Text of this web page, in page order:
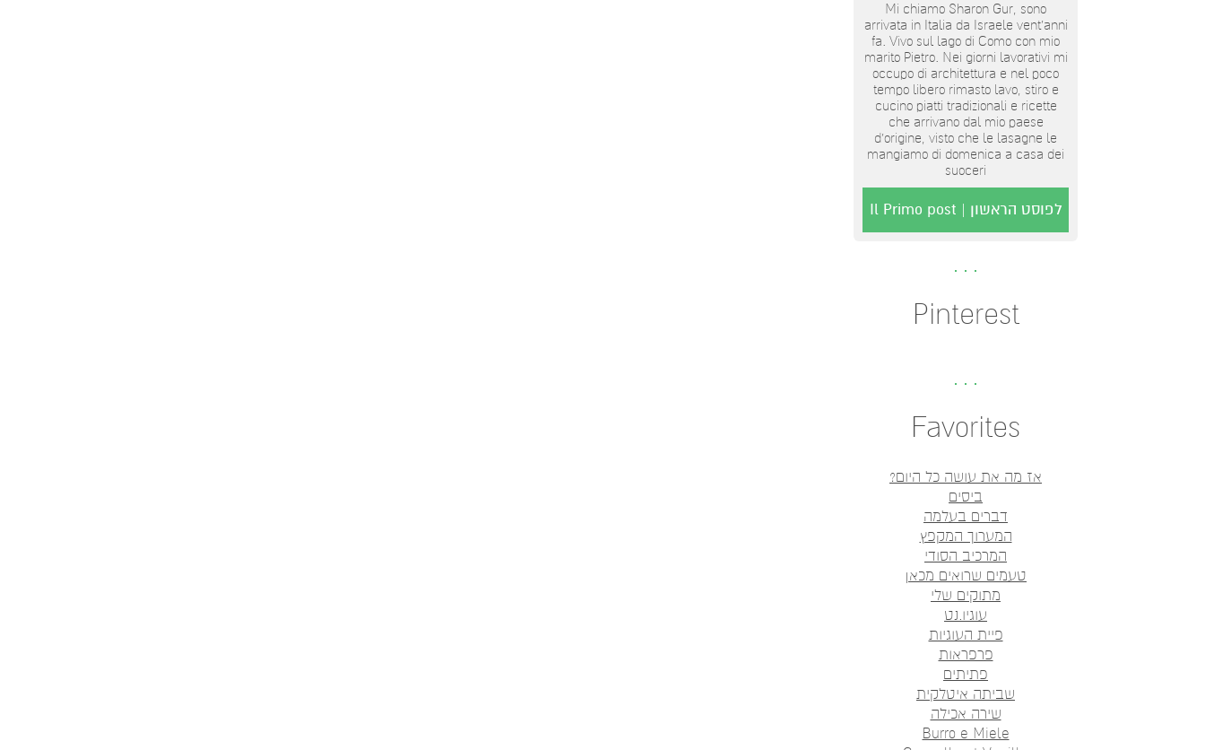
Mi chiamo Sharon Gur, sono
arrivata in Italia da Israele vent'anni
fa. Vivo sul lago di Como con mio
marito Pietro. Nei giorni lavorativi mi
occupo di architettura e nel poco
tempo libero rimasto lavo, stiro e
cucino piatti tradizionali e ricette
che arrivano dal mio paese
d’origine, visto che le lasagne le
mangiamo di domenica a casa dei
suoceri
לפוסט הראשון | Il Primo post
Pinterest
Favorites
אז מה את עושה כל היום?
ביסים
דברים בעלמה
המערוך המקפץ
המרכיב הסודי
טעמים שרואים מכאן
מתוקים שלי
עוגיו.נט
פיית העוגיות
פרפראות
פתיתים
שביתה איטלקית
שירה אכילה
Burro e Miele